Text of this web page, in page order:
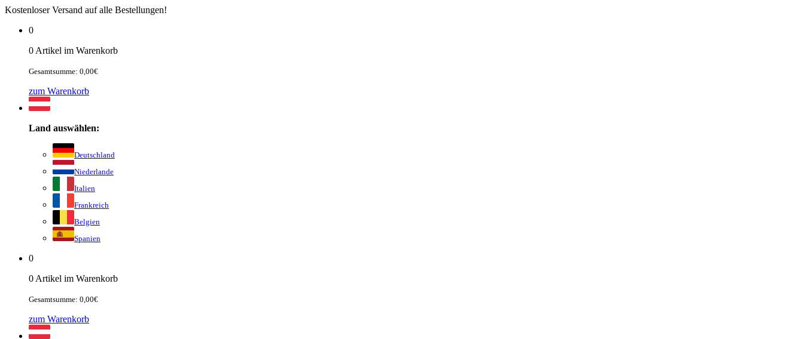
Kostenloser Versand auf alle Bestellungen!
0
0 Artikel im Warenkorb
Gesamtsumme: 0,00€
zum Warenkorb
Land auswählen:
Deutschland
Niederlande
Italien
Frankreich
Belgien
Spanien
0
0 Artikel im Warenkorb
Gesamtsumme: 0,00€
zum Warenkorb